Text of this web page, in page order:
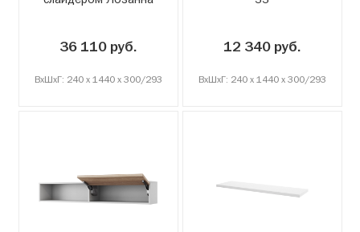
36 110 руб.
ВxШxГ: 240 x 1440 x 300/293
12 340 руб.
ВxШxГ: 240 x 1440 x 300/293